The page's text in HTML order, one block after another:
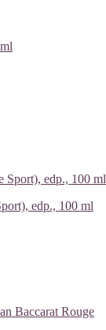
edp., 100 ml